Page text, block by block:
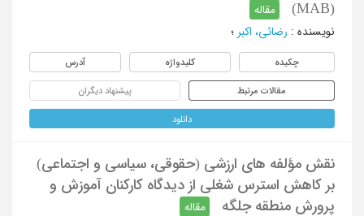
(MAB)
مقاله
نویسنده : رضائی، اکبر ؛
چکیده کلیدواژه آدرس
مقالات مرتبط پیشنهاد دیگران
دانلود
نقش مؤلفه های ارزشی (حقوقی، سیاسی و اجتماعی)
بر کاهش استرس شغلی از دیدگاه کارکنان آموزش و
پرورش منطقه جلگه
مقاله